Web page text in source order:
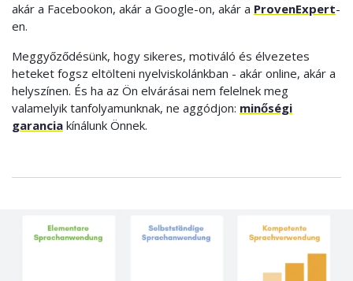
akár a Facebookon, akár a Google-on, akár a ProvenExpert-
en.
Meggyőződésünk, hogy sikeres, motiváló és élvezetes
heteket fogsz eltölteni nyelviskolánkban - akár online, akár a
helyszínen. És ha az Ön elvárásai nem felelnek meg
valamelyik tanfolyamunknak, ne aggódjon: minőségi
garancia kínálunk Önnek.